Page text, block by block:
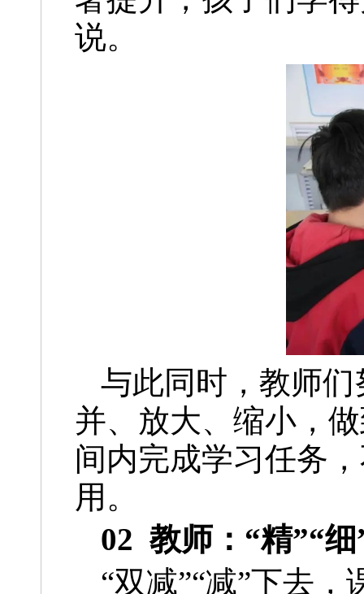
说。
与此同时，教师
并、放大、缩小，
间内完成学习任务
用。
02 教师：“精”“细
“双减”“减”下去